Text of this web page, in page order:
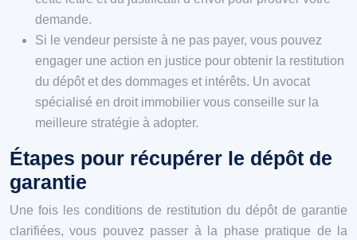
demande.
Si le vendeur persiste à ne pas payer, vous pouvez
engager une action en justice pour obtenir la restitution
du dépôt et des dommages et intérêts. Un avocat
spécialisé en droit immobilier vous conseille sur la
meilleure stratégie à adopter.
Étapes pour récupérer le dépôt de
garantie
Une fois les conditions de restitution du dépôt de garantie
clarifiées, vous pouvez passer à la phase pratique de la